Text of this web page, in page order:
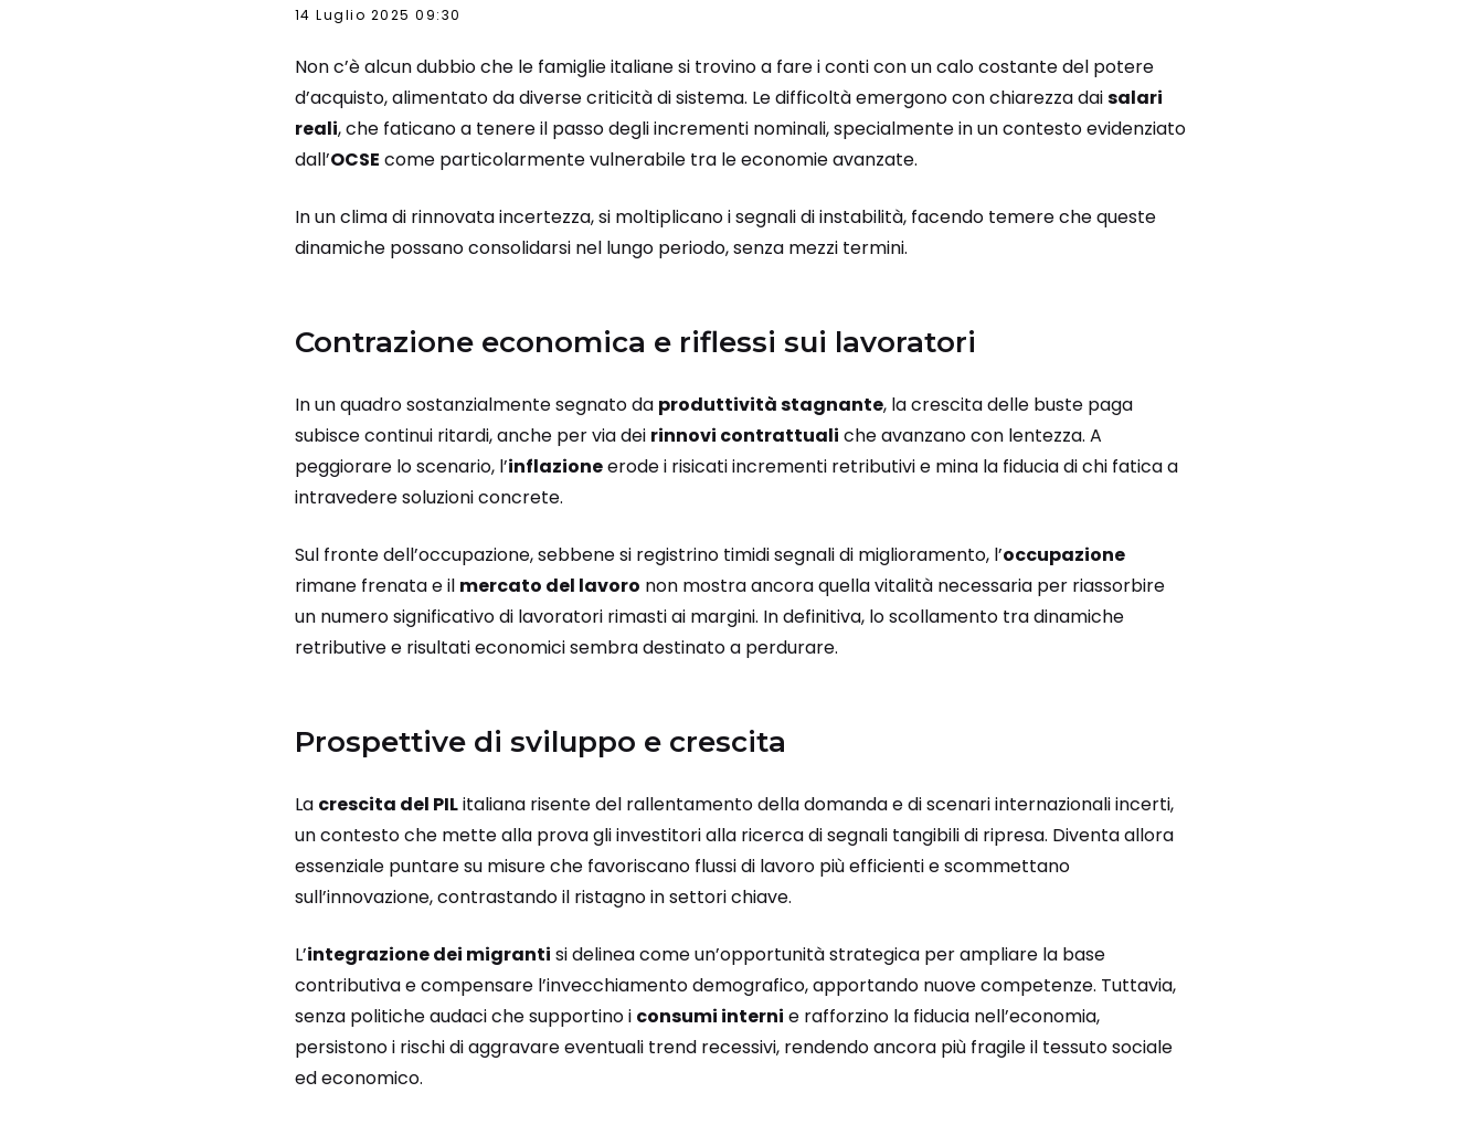
14 Luglio 2025 09:30
Non c’è alcun dubbio che le famiglie italiane si trovino a fare i conti con un calo costante del potere
d’acquisto, alimentato da diverse criticità di sistema. Le difficoltà emergono con chiarezza daisalari
reali, che faticano a tenere il passo degli incrementi nominali, specialmente in un contesto evidenziato
dall’OCSE come particolarmente vulnerabile tra le economie avanzate.
In un clima di rinnovata incertezza, si moltiplicano i segnali di instabilità, facendo temere che queste
dinamiche possano consolidarsi nel lungo periodo, senza mezzi termini.
Contrazione economica e riflessi sui lavoratori
In un quadro sostanzialmente segnato da produttività stagnante, la crescita delle buste paga
subisce continui ritardi, anche per via dei rinnovi contrattuali che avanzano con lentezza. A
peggiorare lo scenario, l’inflazioneerode i risicati incrementi retributivi e mina la fiducia di chi fatica a
intravedere soluzioni concrete.
Sul fronte dell’occupazione, sebbene si registrino timidi segnali di miglioramento, l’occupazione
rimane frenata e il mercato del lavoro non mostra ancora quella vitalità necessaria per riassorbire
un numero significativo di lavoratori rimasti ai margini. In definitiva, lo scollamento tra dinamiche
retributive e risultati economici sembra destinato a perdurare.
Prospettive di sviluppo e crescita
La crescita del PILitaliana risente del rallentamento della domanda e di scenari internazionali incerti,
un contesto che mette alla prova gli investitori alla ricerca di segnali tangibili di ripresa. Diventa allora
essenziale puntare su misure che favoriscano flussi di lavoro più efficienti e scommettano
sull’innovazione, contrastando il ristagno in settori chiave.
L’integrazione dei migranti si delinea come un’opportunità strategica per ampliare la base
contributiva e compensare l’invecchiamento demografico, apportando nuove competenze. Tuttavia,
senza politiche audaci che supportino i consumi interni e rafforzino la fiducia nell’economia,
persistono i rischi di aggravare eventuali trend recessivi, rendendo ancora più fragile il tessuto sociale
ed economico.